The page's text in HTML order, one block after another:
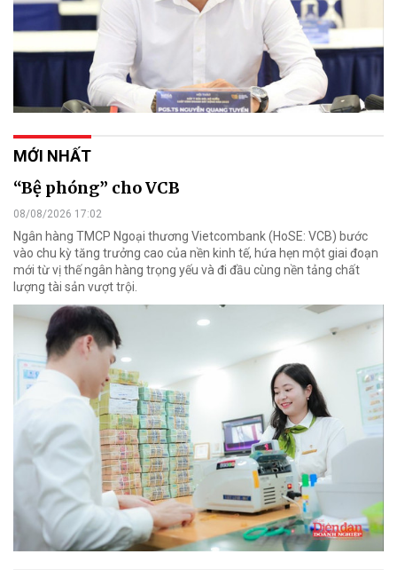
MỚI NHẤT
“Bệ phóng” cho VCB
08/08/2026 17:02
Ngân hàng TMCP Ngoại thương Vietcombank (HoSE: VCB) bước
vào chu kỳ tăng trưởng cao của nền kinh tế, hứa hẹn một giai đoạn
mới từ vị thế ngân hàng trọng yếu và đi đầu cùng nền tảng chất
lượng tài sản vượt trội.